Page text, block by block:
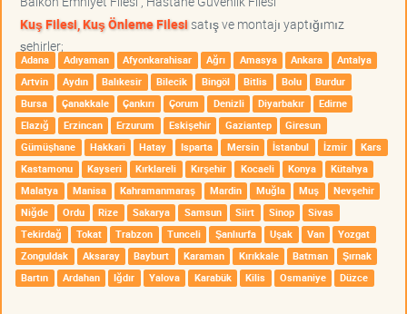
Kuş Filesi, Kuş Önleme Filesisatış ve montajı yaptığımız
şehirler;
Adana Adıyaman Afyonkarahisar Ağrı Amasya Ankara
Antalya
Artvin
Aydın Balıkesir Bilecik Bingöl Bitlis Bolu
Burdur
Bursa
Çanakkale Çankırı Çorum Denizli Diyarbakır
Edirne
Elazığ
Erzincan Erzurum Eskişehir Gaziantep
Giresun
Gümüşhane
Hakkari Hatay Isparta Mersin İstanbul İzmir
Kars
Kastamonu
Kayseri Kırklareli Kırşehir Kocaeli Konya
Kütahya
Malatya
Manisa Kahramanmaraş Mardin Muğla Muş
Nevşehir
Niğde
Ordu Rize Sakarya Samsun Siirt Sinop
Sivas
Tekirdağ
Tokat Trabzon Tunceli Şanlıurfa Uşak Van
Yozgat
Zonguldak
Aksaray Bayburt Karaman Kırıkkale Batman
Şırnak
Bartın
Ardahan Iğdır Yalova Karabük Kilis Osmaniye Düzce